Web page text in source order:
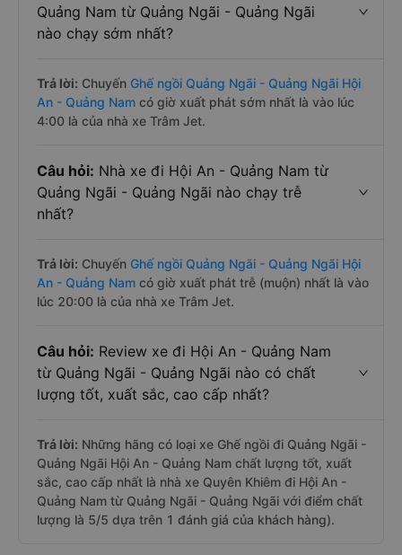
Quảng Nam từ Quảng Ngãi - Quảng Ngãi
nào chạy sớm nhất?
Trả lời: Chuyến Ghế ngồi Quảng Ngãi - Quảng Ngãi Hội
An - Quảng Nam có giờ xuất phát sớm nhất là vào lúc
4:00 là của nhà xe Trâm Jet.
Câu hỏi: Nhà xe đi Hội An - Quảng Nam từ
Quảng Ngãi - Quảng Ngãi nào chạy trễ
nhất?
Trả lời: Chuyến Ghế ngồi Quảng Ngãi - Quảng Ngãi Hội
An - Quảng Nam có giờ xuất phát trễ (muộn) nhất là vào
lúc 20:00 là của nhà xe Trâm Jet.
Câu hỏi: Review xe đi Hội An - Quảng Nam
từ Quảng Ngãi - Quảng Ngãi nào có chất
lượng tốt, xuất sắc, cao cấp nhất?
Trả lời: Những hãng có loại xe Ghế ngồi đi Quảng Ngãi -
Quảng Ngãi Hội An - Quảng Nam chất lượng tốt, xuất
sắc, cao cấp nhất là nhà xe Quyên Khiêm đi Hội An -
Quảng Nam từ Quảng Ngãi - Quảng Ngãi với điểm chất
lượng là 5/5 dựa trên 1 đánh giá của khách hàng).